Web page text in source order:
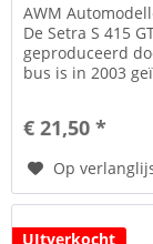
AWM
De Setra S 415
geproduceerd
bus is in 2003
€ 21,50 *
Op
UItverkocht